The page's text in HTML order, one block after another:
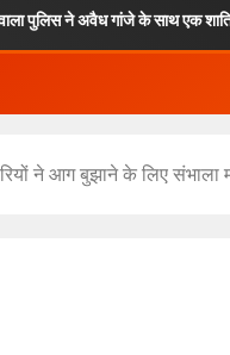
साथ एक शातिर तस्कर को किया
ने आग बुझाने के लिए संभाला